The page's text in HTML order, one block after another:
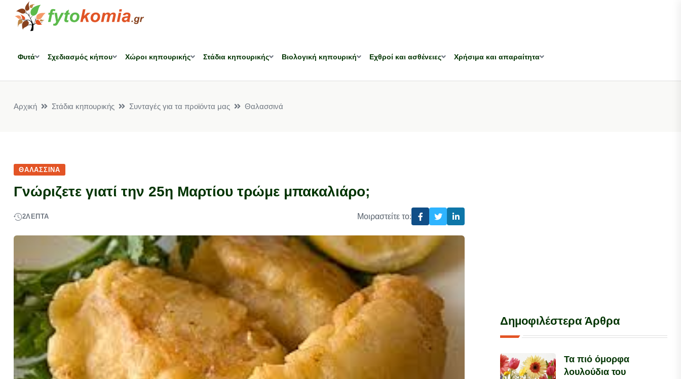
Φυτά Σχεδιασμός κήπου Χώροι κηπουρικής Στάδια κηπουρικής Βιολογική κηπουρική Εχθροί και ασθένειες Χρήσιμα και απαραίτητα
Αρχική Στάδια κηπουρικής Συνταγές για τα προϊόντα μας Θαλασσινά
ΘΑΛΑΣΣΙΝΆ
Γνώριζετε γιατί την 25η Μαρτίου τρώμε μπακαλιάρο;
2ΛΕΠΤΆ Μοιραστείτε το:
Δημοφιλέστερα Άρθρα
Τα πιό όμορφα
λουλούδια του